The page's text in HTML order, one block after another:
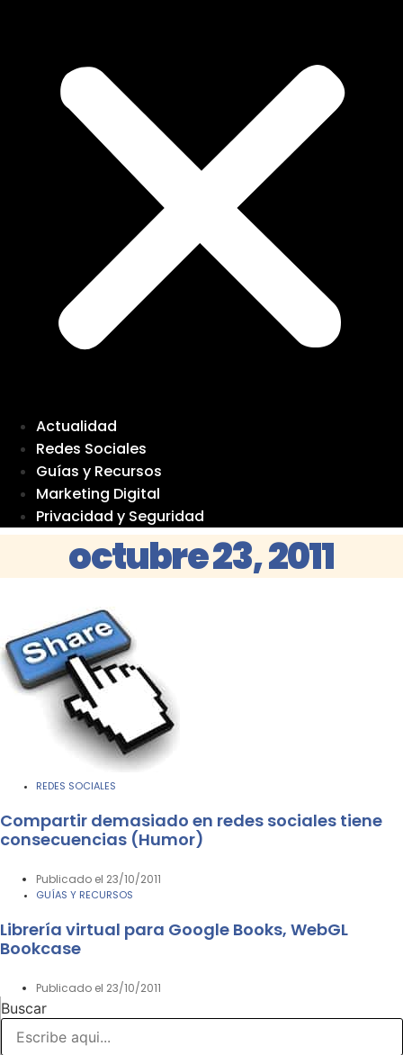
Actualidad
Redes Sociales
Guías y Recursos
Marketing Digital
Privacidad y Seguridad
octubre 23, 2011
REDES SOCIALES
Compartir demasiado en redes sociales tiene
consecuencias (Humor)
Publicado el 23/10/2011
GUÍAS Y RECURSOS
Librería virtual para Google Books, WebGL
Bookcase
Publicado el 23/10/2011
Buscar